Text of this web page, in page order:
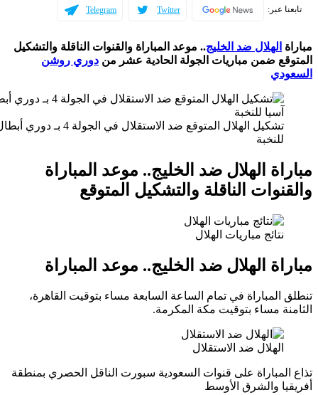
Twitter
Telegram
الهلال ضد الخليج.. موعد المباراة والقنوات الناقلة والتشكيل
ضمن مباريات الجولة الحادية عشر مندوري روشن
تشكيل الهلال المتوقع ضد الاستقلال في الجولة 4 بـ دوري أبطال آسيا
الهلال ضد الخليج.. موعد المباراة
الناقلة والتشكيل المتوقع
مباريات الهلال
الهلال ضد الخليج.. موعد المباراة
في تمام الساعة السابعة مساء بتوقيت القاهرة،
مساء بتوقيت مكة المكرمة.
ضد الاستقلال
على قنوات السعودية سبورت الناقل الحصري بمنطقة
والشرق الأوسط